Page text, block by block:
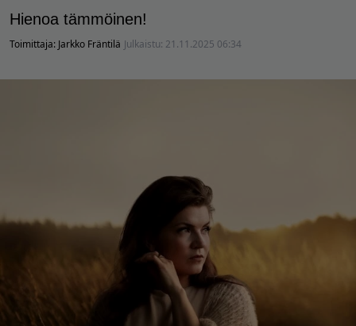
Hienoa tämmöinen!
Toimittaja: Jarkko Fräntilä Julkaistu: 21.11.2025 06:34